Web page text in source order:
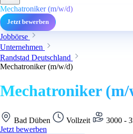
Mechatroniker (m/w/d)
Jetzt bewerben
Jobbörse
Unternehmen
Randstad Deutschland
Mechatroniker (m/w/d)
Mechatroniker (m/
Bad Düben Vollzeit 3000 -
Jetzt bewerben